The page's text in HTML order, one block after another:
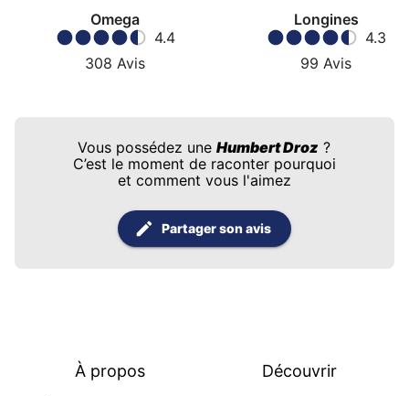
Omega
4.4
308 Avis
Longines
4.3
99 Avis
Vous possédez uneHumbert Droz ?
C’est le moment de raconter pourquoi
et comment vous l'aimez
Partager son avis
À propos Découvrir